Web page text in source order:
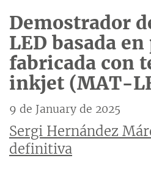
Demostrador
LED basada
fabricada con
inkjet (MAT-
9 de January de 2025
Sergi Hernández
definitiva